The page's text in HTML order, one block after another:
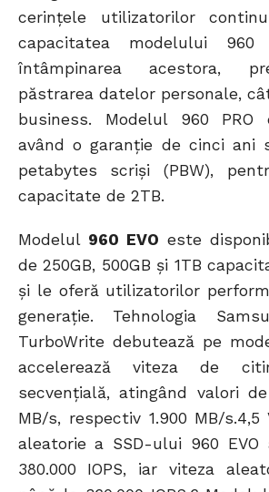
cerințele utilizatorilor
capacitatea modelului
întâmpinarea acestora,
păstrarea datelor personale,
business. Modelul 960 PRO
având o garanție de cinci ani
petabytes scriși (PBW),
capacitate de 2TB.
Modelul 960 EVO este
de 250GB, 500GB și 1TB
și le oferă utilizatorilor
generație. Tehnologia
TurboWrite debutează pe
accelerează viteza de
secvențială, atingând valori
MB/s, respectiv 1.900 MB/
aleatorie a SSD-ului 960 EVO
380.000 IOPS, iar viteza